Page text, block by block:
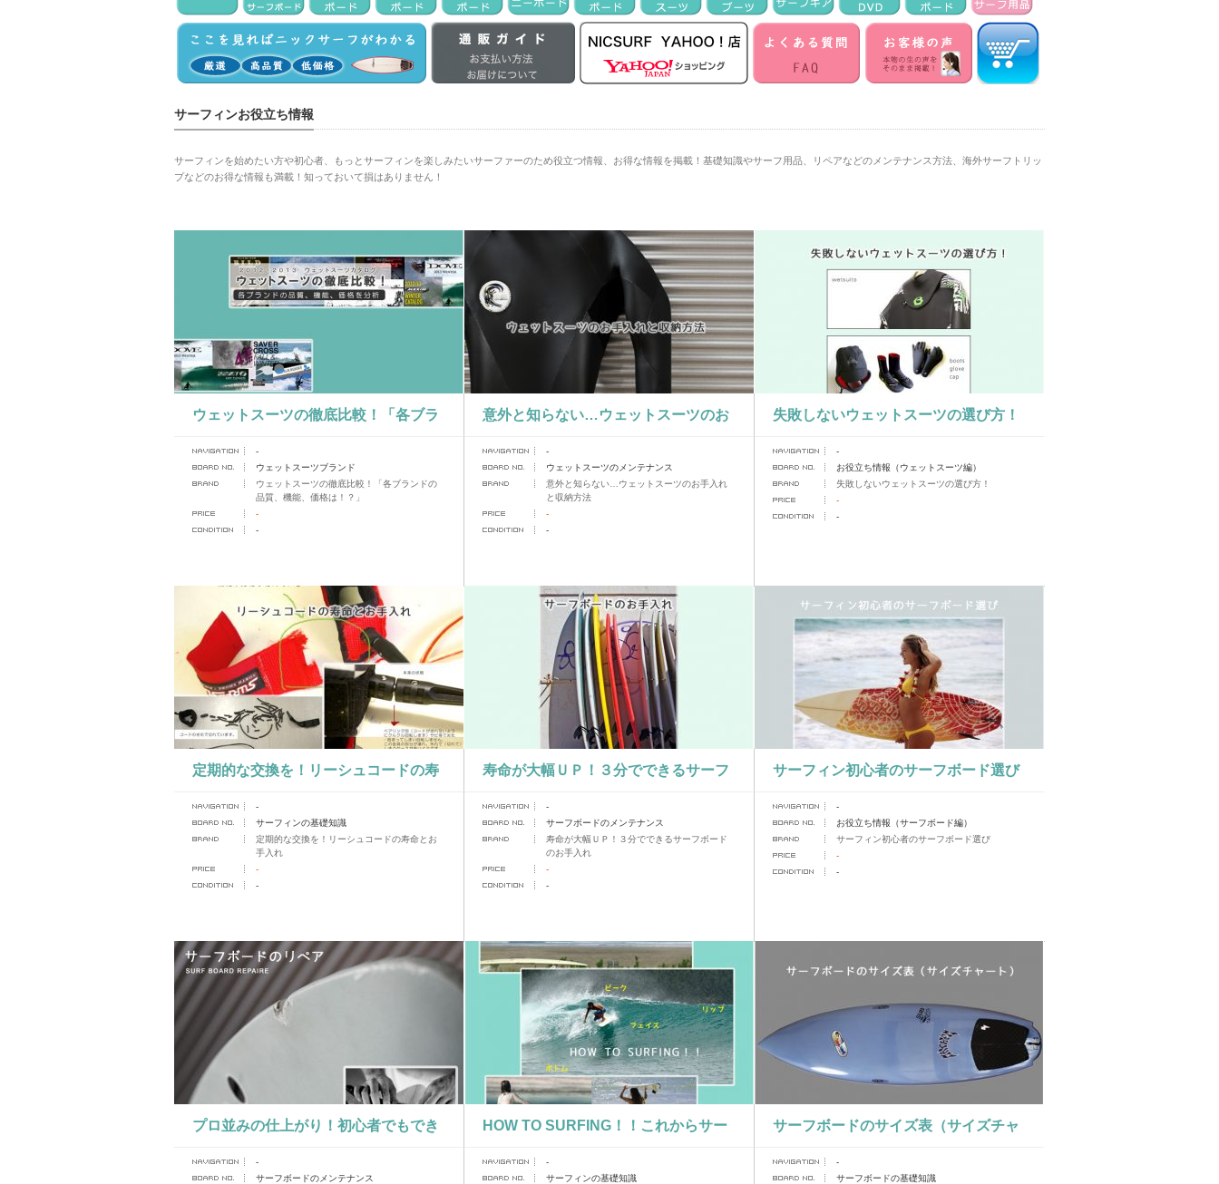
サーフィンお役立ち情報
サーフィンを始めたい方や初心者、もっとサーフィンを楽しみたいサーファーのため役立つ情報、お得な情報を掲載！基礎知識やサーフ用品、リペアなどのメンテナンス方法、海外サーフトリッ
プなどのお得な情報も満載！知っておいて損はありません！
ウェットスーツの徹底比較！「各ブラ
ンドの品質、機能、価格は！？」
-
ウェットスーツブランド
ウェットスーツの徹底比較！「各ブランドの
品質、機能、価格は！？」
-
-
意外と知らない…ウェットスーツのお
手入れと収納方法
-
ウェットスーツのメンテナンス
意外と知らない…ウェットスーツのお手入れ
と収納方法
-
-
失敗しないウェットスーツの選び方！
-
お役立ち情報（ウェットスーツ編）
失敗しないウェットスーツの選び方！
-
-
定期的な交換を！リーシュコードの寿
命とお手入れ
-
サーフィンの基礎知識
定期的な交換を！リーシュコードの寿命とお
手入れ
-
-
寿命が大幅ＵＰ！３分でできるサーフ
ボードのお手入れ
-
サーフボードのメンテナンス
寿命が大幅ＵＰ！３分でできるサーフボード
のお手入れ
-
-
サーフィン初心者のサーフボード選び
-
お役立ち情報（サーフボード編）
サーフィン初心者のサーフボード選び
-
-
プロ並みの仕上がり！初心者でもでき
るサーフボードのリペア
-
サーフボードのメンテナンス
HOW TO SURFING！！これからサー
フィンを始めたい初心者の為の入門書
-
サーフィンの基礎知識
サーフボードのサイズ表（サイズチャ
ート）と見方
-
サーフボードの基礎知識